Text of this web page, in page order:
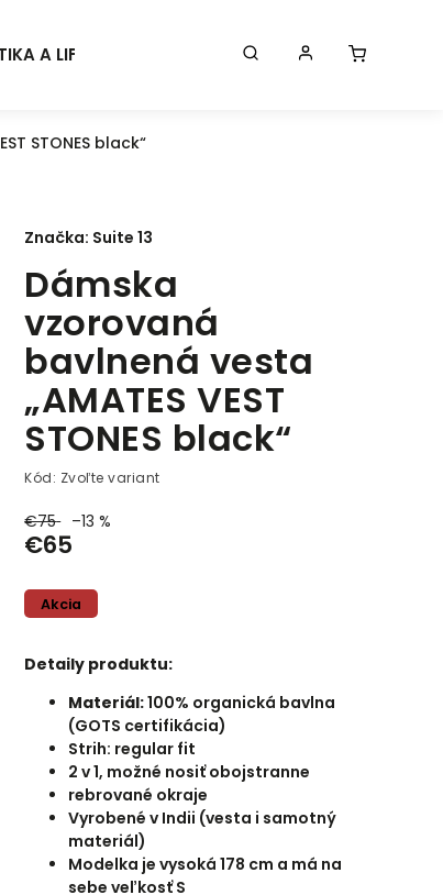
A LIFESTYLE KONTAKT BLOG
STONES black“
Dámska
vzorovaná
bavlnená vesta
„AMATES VEST
STONES black“
Kód: Zvoľte variant
€75 –13 %
€65
Detaily produktu:
Materiál:100% organická bavlna
(GOTS certifikácia)
Strih: regular fit
2 v 1, možné nosiť obojstranne
rebrované okraje
Vyrobené v Indii (vesta i samotný
materiál)
Modelka je vysoká 178 cm a má na
sebe veľkosť S
Akcia
Značka: Suite 13